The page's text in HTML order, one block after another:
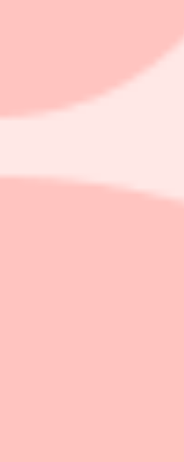
strategi och låg
sparare. Förvaltaren Jörgen
världen. Tanken är att hitta